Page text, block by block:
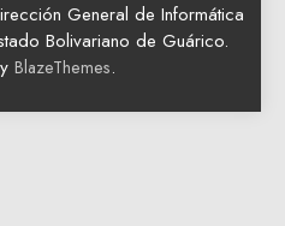
General de Informática
Bolivariano de Guárico.
BlazeThemes.